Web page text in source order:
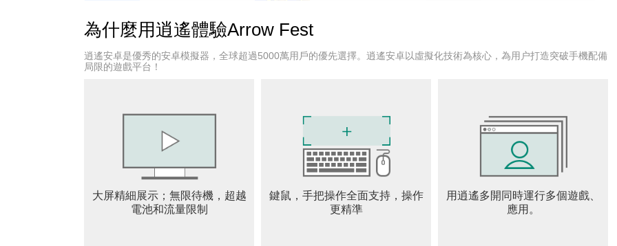
為什麼用逍遙體驗Arrow Fest
逍遙安卓是優秀的安卓模擬器，全球超過5000萬用戶的優先選擇。逍遙安卓以虛擬化技術為核心，為用户打造突破手機配備
局限的遊戲平台！
大屏精細展示；無限待機，超越
電池和流量限制
鍵鼠，手把操作全面支持，操作
更精準
用逍遙多開同時運行多個遊戲、
應用。